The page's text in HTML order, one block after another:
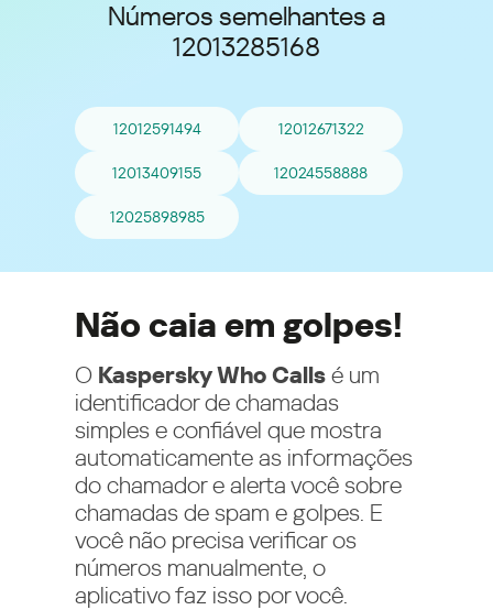
Números semelhantes a
12013285168
12012591494 12012671322
12013409155 12024558888
12025898985
Não caia em golpes!
O Kaspersky Who Calls é um
identificador de chamadas
simples e confiável que mostra
automaticamente as informações
do chamador e alerta você sobre
chamadas de spam e golpes. E
você não precisa verificar os
números manualmente, o
aplicativo faz isso por você.